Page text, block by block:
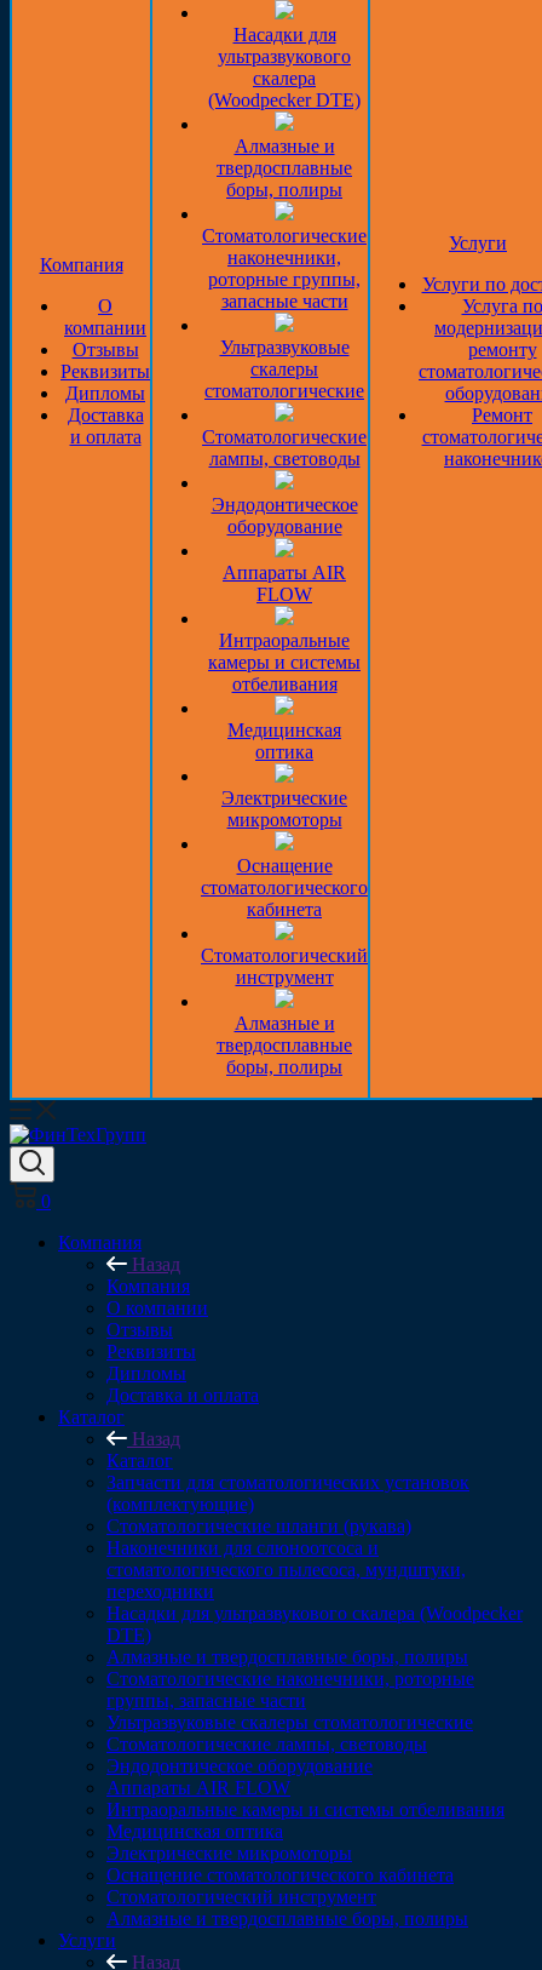
Компания
О
компании
Отзывы
Реквизиты
Дипломы
Доставка
и оплата
Насадки для
ультразвукового
скалера
(Woodpecker DTE)
Алмазные и
твердосплавные
боры, полиры
Стоматологические
наконечники,
роторные группы,
запасные части
Ультразвуковые
скалеры
стоматологические
Стоматологические
лампы, световоды
Эндодонтическое
оборудование
Аппараты AIR
FLOW
Интраоральные
камеры и системы
отбеливания
Медицинская
оптика
Электрические
микромоторы
Оснащение
стоматологического
кабинета
Стоматологический
инструмент
Алмазные и
твердосплавные
боры, полиры
Услуги
Услуги по
Услуга по
ремонту
Ремонт
0
Компания
Назад
Компания
О компании
Отзывы
Реквизиты
Дипломы
Доставка и оплата
Каталог
Назад
Каталог
Запчасти для стоматологических установок
(комплектующие)
Стоматологические шланги (рукава)
Наконечники для слюноотсоса и
стоматологического пылесоса, мундштуки,
переходники
Насадки для ультразвукового скалера (Woodpecker
DTE)
Алмазные и твердосплавные боры, полиры
Стоматологические наконечники, роторные
группы, запасные части
Ультразвуковые скалеры стоматологические
Стоматологические лампы, световоды
Эндодонтическое оборудование
Аппараты AIR FLOW
Интраоральные камеры и системы отбеливания
Медицинская оптика
Электрические микромоторы
Оснащение стоматологического кабинета
Стоматологический инструмент
Алмазные и твердосплавные боры, полиры
Услуги
Назад